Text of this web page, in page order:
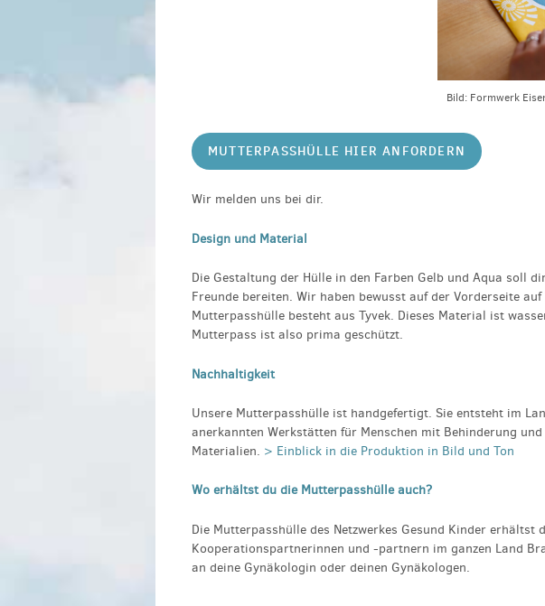
Bild: Formwerk
MUTTERPASSHÜLLE HIER ANFORDERN
Wir melden uns bei dir.
Design und Material
Die Gestaltung der Hülle in den Farben Gelb und Aqua soll
Freunde bereiten. Wir haben bewusst auf der Vorderseite
Mutterpasshülle besteht aus Tyvek. Dieses Material ist
Mutterpass ist also prima geschützt.
Nachhaltigkeit
Unsere Mutterpasshülle ist handgefertigt. Sie entsteht im
anerkannten Werkstätten für Menschen mit Behinderung
Materialien. > Einblick in die Produktion in Bild und Ton
Wo erhältst du die Mutterpasshülle auch?
Die Mutterpasshülle des Netzwerkes Gesund Kinder erhältst
Kooperationspartnerinnen und -partnern im ganzen Land
an deine Gynäkologin oder deinen Gynäkologen.